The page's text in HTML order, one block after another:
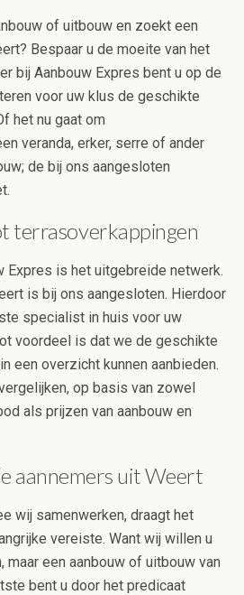
of uitbouw en zoekt een
Bespaar u de moeite van het
bij Aanbouw Expres bent u op de
voor uw klus de geschikte
het nu gaat om
veranda, erker, serre of ander
de bij ons aangesloten
terrasoverkappingen
Expres is het uitgebreide netwerk.
is bij ons aangesloten. Hierdoor
specialist in huis voor uw
voordeel is dat we de geschikte
een overzicht kunnen aanbieden.
op basis van zowel
als prijzen van aanbouw en
aannemers uit Weert
wij samenwerken, draagt het
vereiste. Want wij willen u
maar een aanbouw of uitbouw van
bent u door het predicaat